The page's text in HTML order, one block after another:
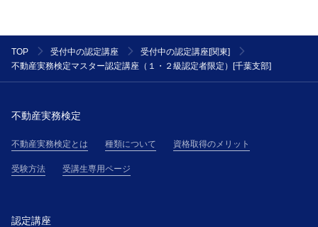
講者の契約に適用します。但し、当該変更規定又は細
則が通知された後に、受講者が主催者の講座に参加し
た場合には、受講者は当該内容に同意したものとみな
成するものとして、受講者に適用されます。
受講者は、第３条で定める受講料金を対価として、主
催者が提供する本講座を受講できるものとします。
に承諾通知記載の方法により、本サイト上その他で主
TOP 受付中の認定講座
受付中の認定講座[関東]
不動産実務検定マスター認定講座（１・２級認定者限定）[千葉支部]
不動産実務検定
不動産実務検定とは 種類について 資格取得のメリット
受験方法 受講生専用ページ
認定講座